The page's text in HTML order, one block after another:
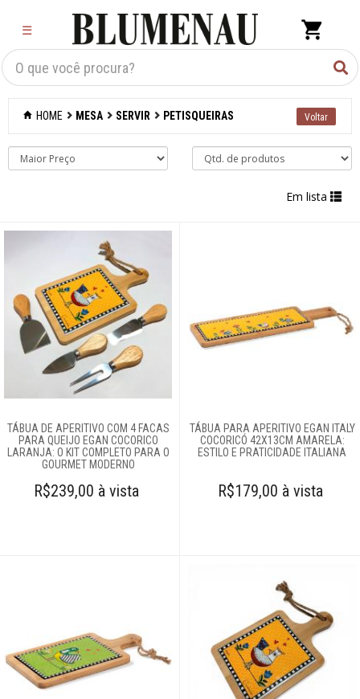
☰
Criar Lista×
Organização
Eletros
Acessórios
Bar
Café e chá
Complementos
para mesa
Copos e taças
Louças
Linha avulsa
Petisqueiras
Ramequin
HOME MESA SERVIR PETISQUEIRAS
Em lista
TÁBUA DE APERITIVO COM 4 FACAS
PARA QUEIJO EGAN COCORICO
LARANJA: O KIT COMPLETO PARA O
GOURMET MODERNO
R$239,00 à vista
TÁBUA PARA APERITIVO EGAN ITALY
COCORICÓ 42X13CM AMARELA:
ESTILO E PRATICIDADE ITALIANA
R$179,00 à vista